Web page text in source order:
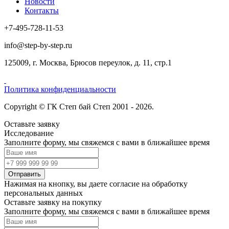
Контакты
+7-495-728-11-53
info@step-by-step.ru
125009, г. Москва, Брюсов переулок, д. 11, стр.1
Политика конфиденциальности
Copyright © ГК Степ бай Степ 2001 - 2026.
Оставьте заявку
Исследование
Заполните форму, мы свяжемся с вами в ближайшее время
Отправить
Нажимая на кнопку, вы даете согласие на обработку
персональных данных
Оставьте заявку на покупку
Заполните форму, мы свяжемся с вами в ближайшее время